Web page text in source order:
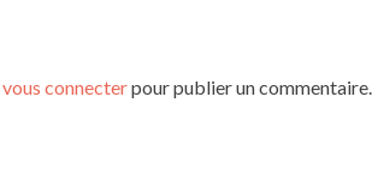
vous connecterpour publier un commentaire.